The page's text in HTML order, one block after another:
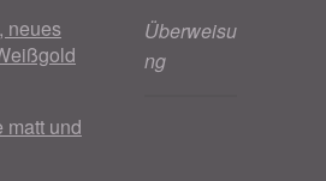
neues
und
Überweisu
ng